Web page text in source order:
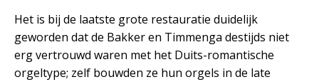
Het is bij de laatste grote restauratie duidelijk
geworden dat de Bakker en Timmenga destijds niet
erg vertrouwd waren met het Duits-romantische
orgeltype; zelf bouwden ze hun orgels in de late